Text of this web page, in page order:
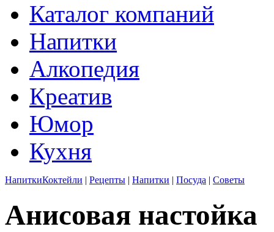
Каталог компаний
Напитки
Алкопедия
Креатив
Юмор
Кухня
НапиткиКоктейли | Рецепты | Напитки | Посуда | Советы
Анисовая настойка